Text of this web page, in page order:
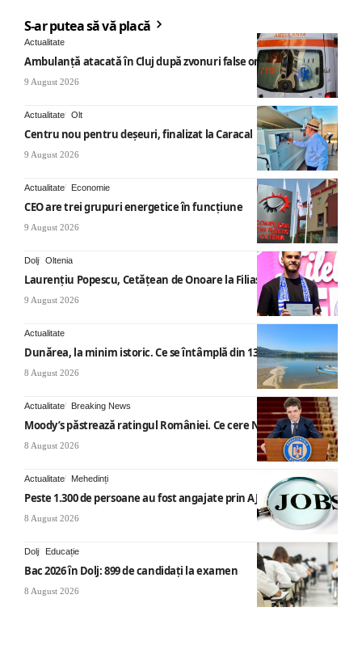
S-ar putea să vă placă
Actualitate
Ambulanță atacată în Cluj după zvonuri false online
9 August 2026
Actualitate Olt
Centru nou pentru deșeuri, finalizat la Caracal
9 August 2026
Actualitate Economie
CEO are trei grupuri energetice în funcțiune
9 August 2026
Dolj Oltenia
Laurențiu Popescu, Cetățean de Onoare la Filiași
9 August 2026
Actualitate
Dunărea, la minim istoric. Ce se întâmplă din 13 august
8 August 2026
Actualitate Breaking News
Moody’s păstrează ratingul României. Ce cere Nicușor Dan
8 August 2026
Actualitate Mehedinți
Peste 1.300 de persoane au fost angajate prin AJOFM Mehedinți
8 August 2026
Dolj Educație
Bac 2026 în Dolj: 899 de candidați la examen
8 August 2026